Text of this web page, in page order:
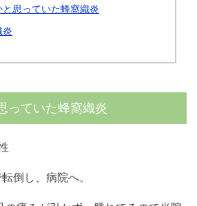
思っていた蜂窩織炎
炎
っていた蜂窩織炎
倒し、病院へ。